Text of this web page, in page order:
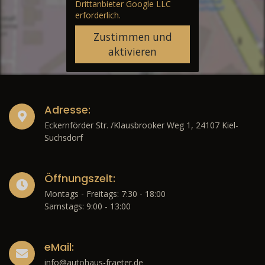
Drittanbieter Google LLC
erforderlich.
Zustimmen und
aktivieren
Adresse:
Eckernförder Str. /Klausbrooker Weg 1, 24107 Kiel-
Suchsdorf
Öffnungszeit:
Montags - Freitags: 7:30 - 18:00
Samstags: 9:00 - 13:00
eMail:
info@autohaus-fraeter.de